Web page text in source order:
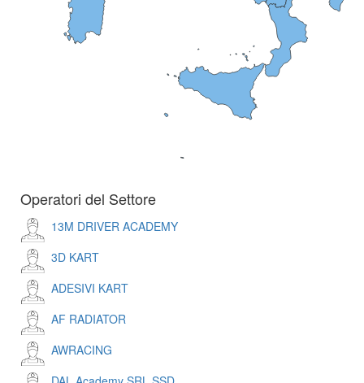
Operatori del Settore
13M DRIVER ACADEMY
3D KART
ADESIVI KART
AF RADIATOR
AWRACING